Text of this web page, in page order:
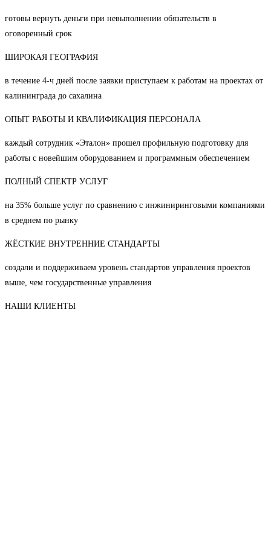
готовы вернуть деньги при невыполнении обязательств в
оговоренный срок
ШИРОКАЯ ГЕОГРАФИЯ
в течение 4-ч дней после заявки приступаем к работам на проектах от
калининграда до сахалина
ОПЫТ РАБОТЫ И КВАЛИФИКАЦИЯ ПЕРСОНАЛА
каждый сотрудник «Эталон» прошел профильную подготовку для
работы с новейшим оборудованием и программным обеспечением
ПОЛНЫЙ СПЕКТР УСЛУГ
на 35% больше услуг по сравнению с инжиниринговыми компаниями
в среднем по рынку
ЖЁСТКИЕ ВНУТРЕННИЕ СТАНДАРТЫ
создали и поддерживаем уровень стандартов управления проектов
выше, чем государственные управления
НАШИ КЛИЕНТЫ